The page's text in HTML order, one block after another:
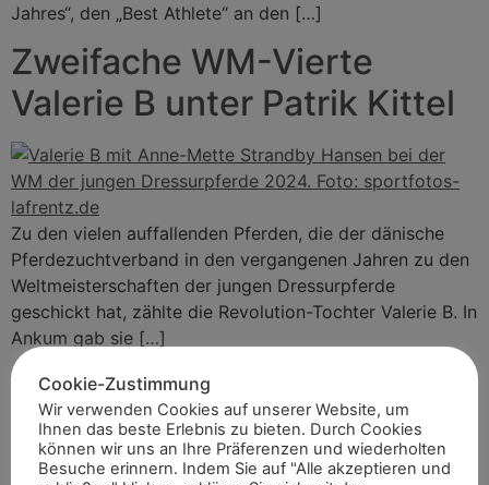
Jahres“, den „Best Athlete“ an den […]
Zweifache WM-Vierte
Valerie B unter Patrik Kittel
Zu den vielen auffallenden Pferden, die der dänische
Pferdezuchtverband in den vergangenen Jahren zu den
Weltmeisterschaften der jungen Dressurpferde
geschickt hat, zählte die Revolution-Tochter Valerie B. In
Ankum gab sie […]
League of Nations 2026 mit
Brasilien statt Schweden
Cookie-Zustimmung
Wir verwenden Cookies auf unserer Website, um
Ihnen das beste Erlebnis zu bieten. Durch Cookies
können wir uns an Ihre Präferenzen und wiederholten
Besuche erinnern. Indem Sie auf "Alle akzeptieren und